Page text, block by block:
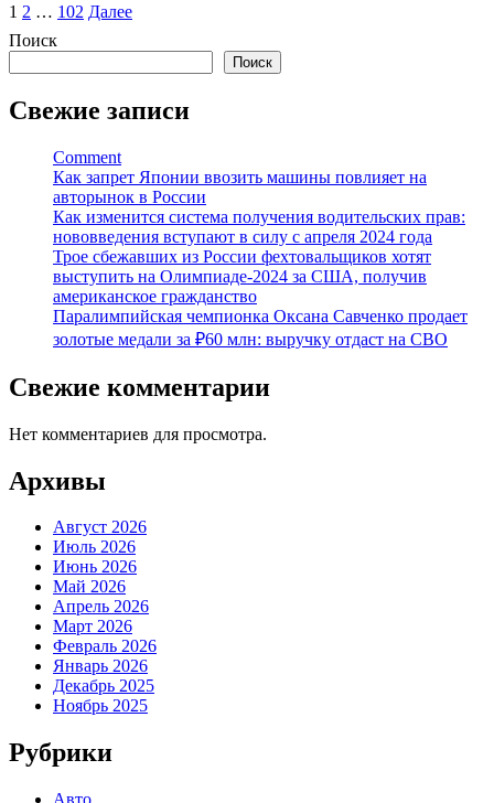
Пагинация
записей
1 2 … 102 Далее
Поиск
Поиск
Свежие записи
Comment
Как запрет Японии ввозить машины повлияет на
авторынок в России
Как изменится система получения водительских прав:
нововведения вступают в силу с апреля 2024 года
Трое сбежавших из России фехтовальщиков хотят
выступить на Олимпиаде-2024 за США, получив
американское гражданство
Паралимпийская чемпионка Оксана Савченко продает
золотые медали за ₽60 млн: выручку отдаст на СВО
Свежие комментарии
Нет комментариев для просмотра.
Архивы
Август 2026
Июль 2026
Июнь 2026
Май 2026
Апрель 2026
Март 2026
Февраль 2026
Январь 2026
Декабрь 2025
Ноябрь 2025
Рубрики